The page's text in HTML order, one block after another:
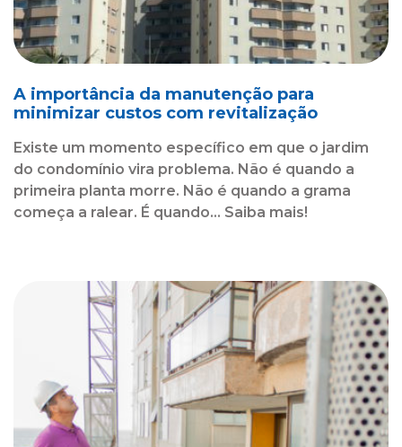
A importância da manutenção para
minimizar custos com revitalização
Existe um momento específico em que o jardim
do condomínio vira problema. Não é quando a
primeira planta morre. Não é quando a grama
começa a ralear. É quando... Saiba mais!